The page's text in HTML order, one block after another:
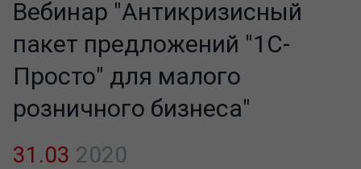
Вебинар "Антикризисный
пакет предложений "1С-
Просто" для малого
розничного бизнеса"
31.03 2020